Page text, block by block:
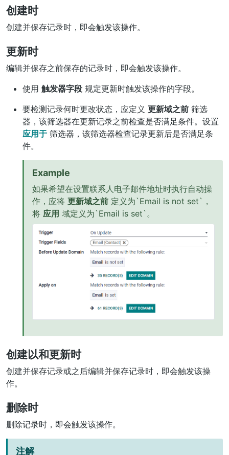
创建时
创建并保存记录时，即会触发该操作。
更新时
编辑并保存之前保存的记录时，即会触发该操作。
使用 触发器字段 规定更新时触发该操作的字段。
要检测记录何时更改状态，应定义 更新域之前 筛选
器，该筛选器在更新记录之前检查是否满足条件。设置
应用于 筛选器，该筛选器检查记录更新后是否满足条
件。
Example
如果希望在设置联系人电子邮件地址时执行自动操
作，应将 更新域之前 定义为`Email is not set`，
将 应用 域定义为`Email is set`。
创建以和更新时
创建并保存记录或之后编辑并保存记录时，即会触发该操
作。
删除时
删除记录时，即会触发该操作。
注解